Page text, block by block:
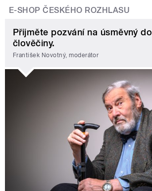
E-SHOP ČESKÉHO ROZHLASU
Přijměte pozvání na úsměvný
člověčiny.
František Novotný, moderátor